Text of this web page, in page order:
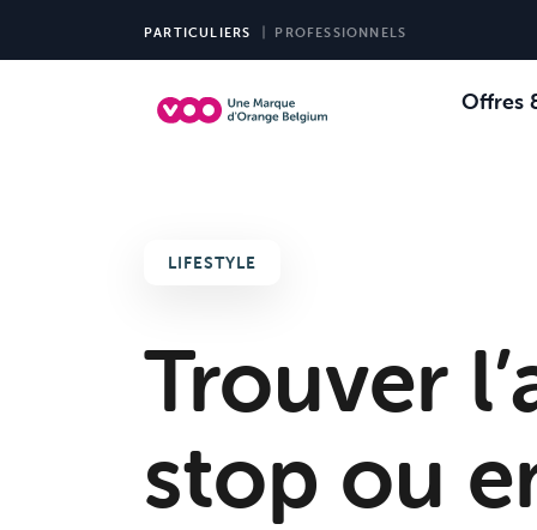
PARTICULIERS PROFESSIONNELS
Offres
LIFESTYLE
Trouver
stop ou